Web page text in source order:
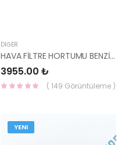
DIĞER
HAVA FİLTRE HORTUMU BENZİNLİ İ30 2007-2012 28130-2H000-HMC
3955.00 ₺
( 149 Görüntüleme )
YENI